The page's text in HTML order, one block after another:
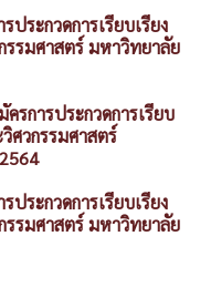
ประกวดการเรียบเรียง
รรมศาสตร์ มหาวิทยาลัย
รการประกวดการเรียบ
ศวกรรมศาสตร์
ประกวดการเรียบเรียง
รรมศาสตร์ มหาวิทยาลัย